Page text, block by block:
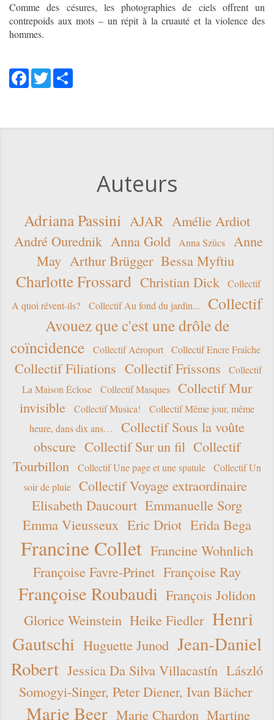
Comme des césures, les photographies de ciels offrent un
contrepoids aux mots – un répit à la cruauté et la violence des
hommes.
Facebook
Twitter
Auteurs
Adriana Passini AJAR Amélie Ardiot
André Ourednik Anna Gold Anna Szücs
Anne
May Arthur Brügger Bessa Myftiu
Charlotte Frossard Christian Dick
Collectif
A quoi rêvent-ils?
Collectif Au fond du jardin...
Collectif
Avouez que c'est une drôle de
coïncidence
Collectif Aéroport Collectif Encre Fraîche
Collectif Filiations Collectif Frissons
Collectif
La Maison Éclose
Collectif Masques
Collectif Mur
invisible
Collectif Musica!
Collectif Même jour, même
heure, dans dix ans…
Collectif Sous la voûte
obscure Collectif Sur un fil Collectif
Tourbillon
Collectif Une page et une spatule
Collectif Un
soir de pluie
Collectif Voyage extraordinaire
Elisabeth Daucourt Emmanuelle Sorg
Emma Vieusseux Eric Driot Erida Bega
Francine Collet Francine Wohnlich
Françoise Favre-Prinet Françoise Ray
Françoise Roubaudi François Jolidon
Glorice Weinstein Heike Fiedler Henri
Gautschi Huguette Junod Jean-Daniel
Robert Jessica Da Silva Villacastín László
Somogyi-Singer, Peter Diener, Ivan Bächer
Marie Beer Marie Chardon Martine